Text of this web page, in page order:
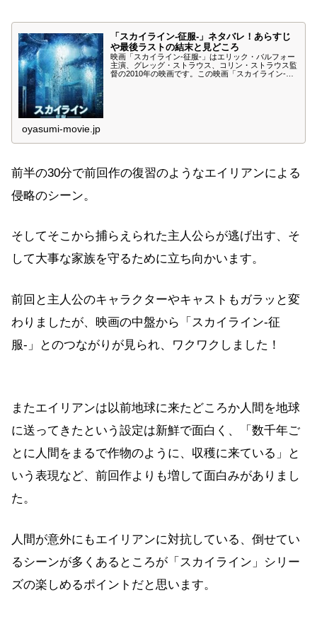
「スカイライン-征服-」ネタバレ！あらすじ
や最後ラストの結末と見どころ
映画「スカイライン-征服-」はエリック・バルフォー
主演、グレッグ・ストラウス、コリン・ストラウス監
督の2010年の映画です。この映画「スカイライン-征
oyasumi-movie.jp
前半の30分で前回作の復習のようなエイリアンによる
侵略のシーン。
そしてそこから捕らえられた主人公らが逃げ出す、そ
して大事な家族を守るために立ち向かいます。
前回と主人公のキャラクターやキャストもガラッと変
わりましたが、映画の中盤から「スカイライン-征
服-」とのつながりが見られ、ワクワクしました！
またエイリアンは以前地球に来たどころか人間を地球
に送ってきたという設定は新鮮で面白く、「数千年ご
とに人間をまるで作物のように、収穫に来ている」と
いう表現など、前回作よりも増して面白みがありまし
た。
人間が意外にもエイリアンに対抗している、倒せてい
るシーンが多くあるところが「スカイライン」シリー
ズの楽しめるポイントだと思います。